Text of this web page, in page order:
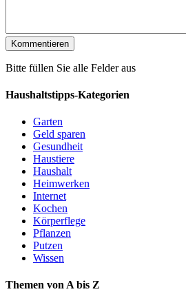
Bitte füllen Sie alle Felder aus
Haushaltstipps-Kategorien
Garten
Geld sparen
Gesundheit
Haustiere
Haushalt
Heimwerken
Internet
Kochen
Körperflege
Pflanzen
Putzen
Wissen
Themen von A bis Z